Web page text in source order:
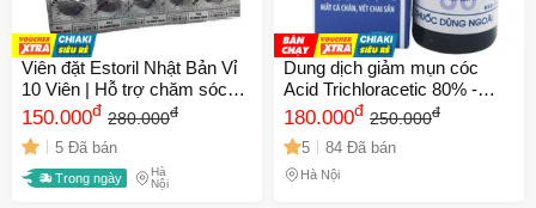
Viên đặt Estoril Nhật Bản Vỉ
10 Viên | Hỗ trợ chăm sóc
phụ khoa, vệ sinh vùng kín
và duy trì môi trường sinh lý
tự nhiên cho phụ nữ.
150.000đ 280.000đ
5 Đã bán
Trong ngày
Hà
Nội
Dung dịch giảm mụn cóc
Acid Trichloracetic 80% -
Chăm sóc da chân hiệu quả
từ Bệnh viện Da liễu TP Hồ
Chí Minh
180.000đ 250.000đ
5 84 Đã bán
Hà Nội